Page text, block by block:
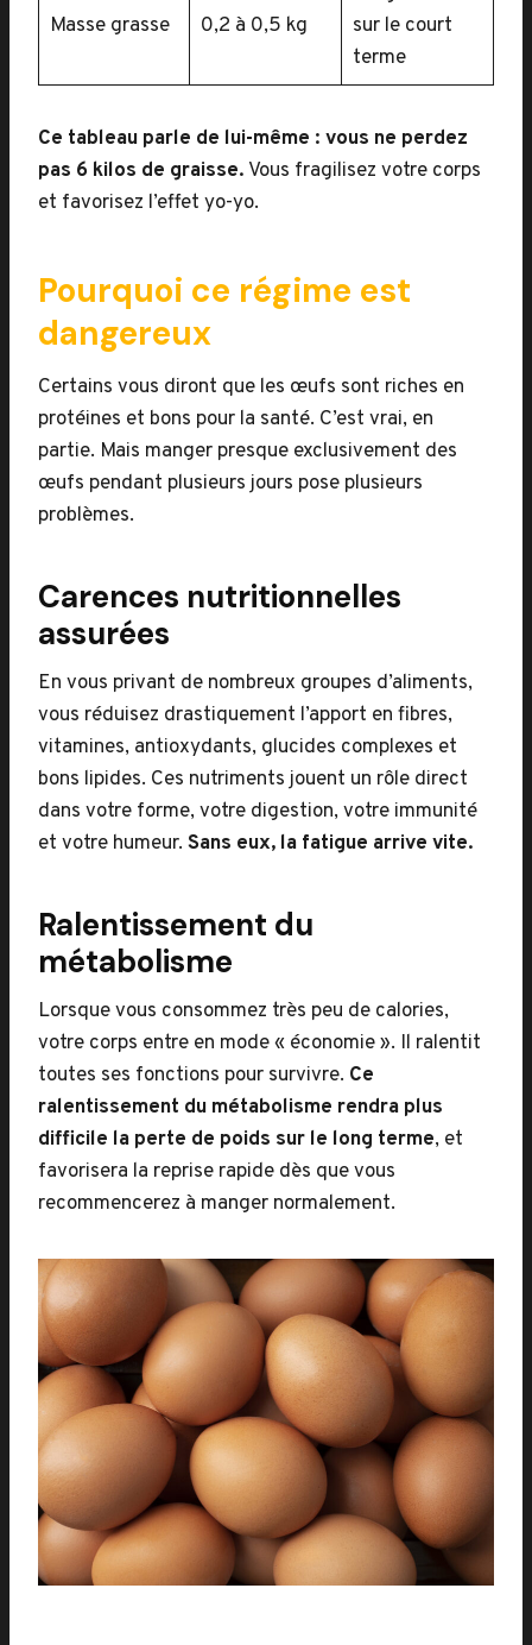
Masse grasse 0,2 à 0,5 kg
sur le court
terme
Ce tableau parle de lui-même : vous ne perdez
pas 6 kilos de graisse. Vous fragilisez votre corps
et favorisez l’effet yo-yo.
Pourquoi ce régime est
dangereux
Certains vous diront que les œufs sont riches en
protéines et bons pour la santé. C’est vrai, en
partie. Mais manger presque exclusivement des
œufs pendant plusieurs jours pose plusieurs
problèmes.
Carences nutritionnelles
assurées
En vous privant de nombreux groupes d’aliments,
vous réduisez drastiquement l’apport en fibres,
vitamines, antioxydants, glucides complexes et
bons lipides. Ces nutriments jouent un rôle direct
dans votre forme, votre digestion, votre immunité
et votre humeur. Sans eux, la fatigue arrive vite.
Ralentissement du
métabolisme
Lorsque vous consommez très peu de calories,
votre corps entre en mode « économie ». Il ralentit
toutes ses fonctions pour survivre. Ce
ralentissement du métabolisme rendra plus
difficile la perte de poids sur le long terme, et
favorisera la reprise rapide dès que vous
recommencerez à manger normalement.